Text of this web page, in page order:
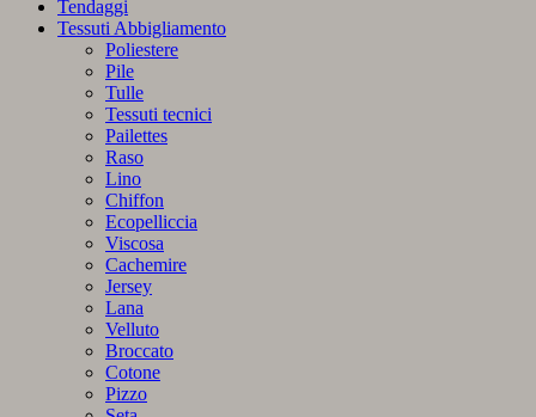
Tendaggi
Tessuti Abbigliamento
Poliestere
Pile
Tulle
Tessuti tecnici
Pailettes
Raso
Lino
Chiffon
Ecopelliccia
Viscosa
Cachemire
Jersey
Lana
Velluto
Broccato
Cotone
Pizzo